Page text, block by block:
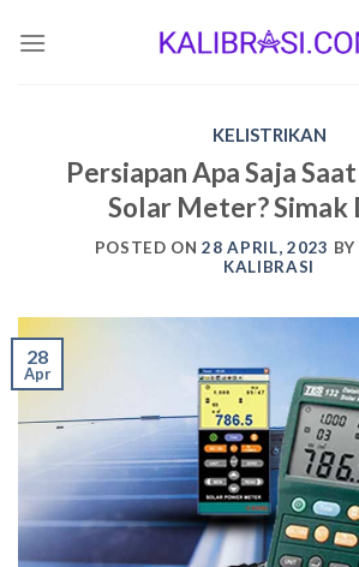
KELISTRIKAN
Persiapan Apa Saja
Solar Meter? Simak
POSTED ON28 APRIL, 2023 BY
KALIBRASI
28
Apr